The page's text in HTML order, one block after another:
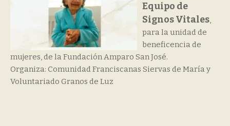
Equipo de
Signos Vitales,
para la unidad de
beneficencia de
mujeres, de la Fundación Amparo San José.
Organiza: Comunidad Franciscanas Siervas de María y
Voluntariado Granos de Luz